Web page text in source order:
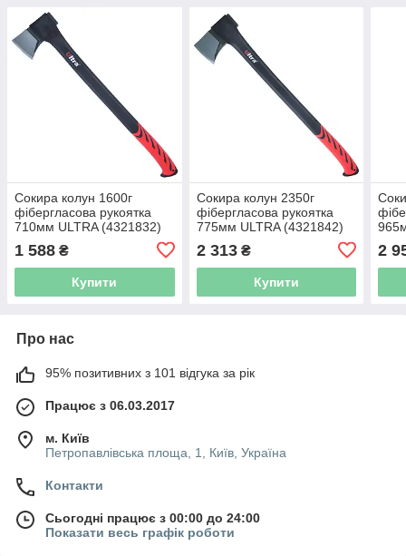
Сокира колун 1600г
фібергласова рукоятка
710мм ULTRA (4321832)
1 588 ₴
Купити
Сокира колун 2350г
фібергласова рукоятка
775мм ULTRA (4321842)
2 313₴
Купити
2
Про нас
95% позитивних з 101 відгука за рік
Працює з 06.03.2017
м. Київ
Петропавлівська площа, 1, Київ, Україна
Контакти
Сьогодні працює з 00:00 до 24:00
Показати весь графік роботи